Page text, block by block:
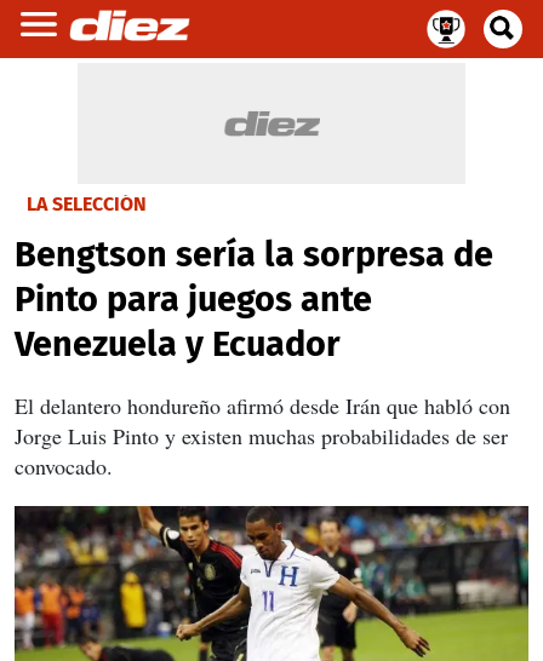
LA SELECCIÓN
Bengtson sería la sorpresa de
Pinto para juegos ante
Venezuela y Ecuador
El delantero hondureño afirmó desde Irán que habló con
Jorge Luis Pinto y existen muchas probabilidades de ser
convocado.